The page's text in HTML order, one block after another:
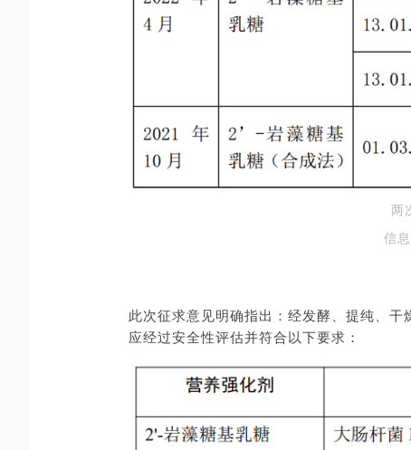
两
信
此次征求意见明确指出：经发酵、提纯、
应经过安全性评估并符合以下要求：